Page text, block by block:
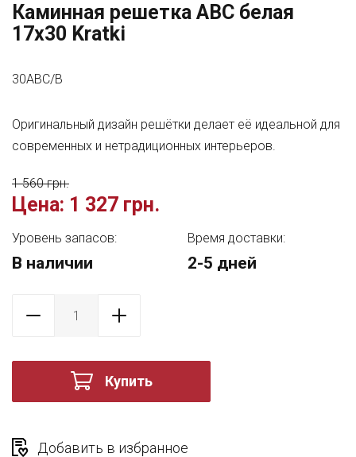
Каминная решетка ABC белая
17x30 Kratki
30ABC/B
Оригинальный дизайн решётки делает её идеальной для
современных и нетрадиционных интерьеров.
Цена: 1 327 грн.
1 560 грн.
Уровень запасов:
В наличии
Время доставки:
2-5 дней
Купить
Добавить в избранное